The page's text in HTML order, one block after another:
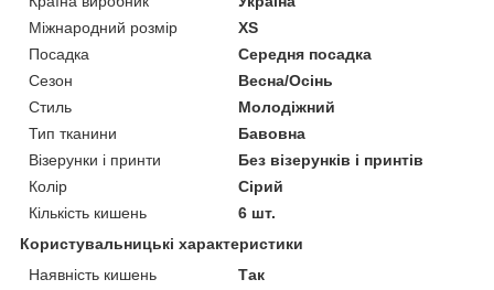
Міжнародний розмір
XS
Посадка
Середня посадка
Сезон
Весна/Осінь
Стиль
Молодіжний
Тип тканини
Бавовна
Візерунки і принти
Без візерунків і принтів
Колір
Сірий
Кількість кишень
6 шт.
Користувальницькі характеристики
Наявність кишень
Так